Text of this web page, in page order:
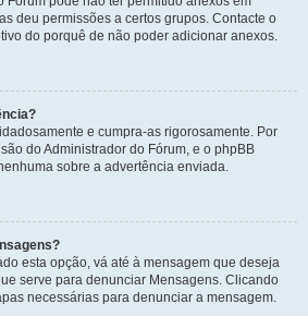
deu permissões a certos grupos. Contacte o
do porquê de não poder adicionar anexos.
e cumpra-as rigorosamente. Por
do Administrador do Fórum, e o phpBB
sobre a advertência enviada.
esta opção, vá até à mensagem que deseja
serve para denunciar Mensagens. Clicando
necessárias para denunciar a mensagem.